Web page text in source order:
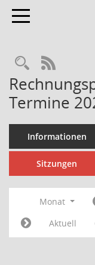
Toggle navigation
RSS-
Termine
Informationen
Sitzungen
Monat
Aktuell